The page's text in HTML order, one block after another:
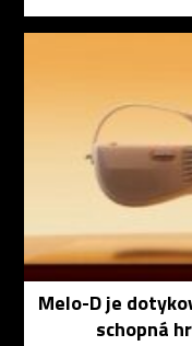
Melo-D je
schopná